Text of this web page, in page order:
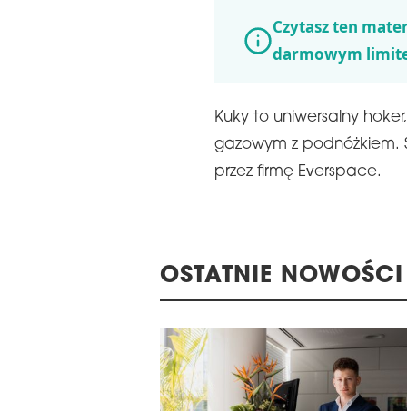
Czytasz ten
darmowym
Kuky to uniwersalny
gazowym z podnóżkiem.
przez firmę Everspace.
OSTATNIE NOWOŚCI